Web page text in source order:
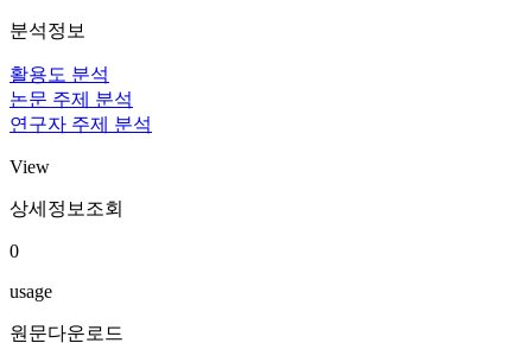
분석정보
활용도 분석
논문 주제 분석
연구자 주제 분석
View
상세정보조회
0
usage
원문다운로드